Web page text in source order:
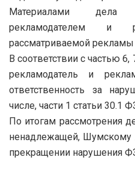
Материалами дела
рекламодателем и
рассматриваемой
В соответствии с частью
рекламодатель и
ответственность за
числе, части 1 статьи 30.1
По итогам рассмотрения
ненадлежащей, Шумскому
прекращении нарушения